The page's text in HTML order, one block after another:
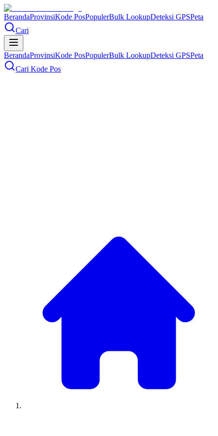
BerandaProvinsiKode PosPopulerBulk LookupDeteksi GPSPeta
Cari
BerandaProvinsiKode PosPopulerBulk LookupDeteksi GPSPeta
Cari Kode Pos